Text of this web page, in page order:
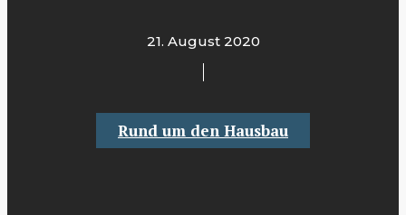
21. August 2020
Rund um den Hausbau